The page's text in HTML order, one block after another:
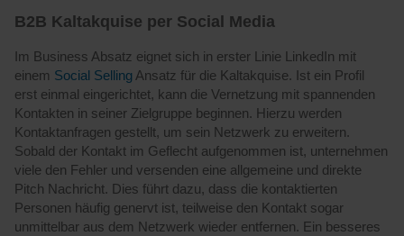
B2B Kaltakquise per Social Media
Im Business Absatz eignet sich in erster Linie LinkedIn mit
einem Social Selling Ansatz für die Kaltakquise. Ist ein Profil
erst einmal eingerichtet, kann die Vernetzung mit spannenden
Kontakten in seiner Zielgruppe beginnen. Hierzu werden
Kontaktanfragen gestellt, um sein Netzwerk zu erweitern.
Sobald der Kontakt im Geflecht aufgenommen ist, unternehmen
viele den Fehler und versenden eine allgemeine und direkte
Pitch Nachricht. Dies führt dazu, dass die kontaktierten
Personen häufig genervt ist, teilweise den Kontakt sogar
unmittelbar aus dem Netzwerk wieder entfernen. Ein besseres